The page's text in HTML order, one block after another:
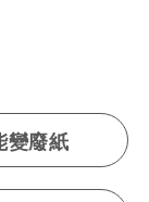
變廢紙